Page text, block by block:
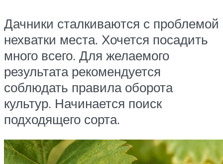
Дачники сталкиваются с проблемой
нехватки места. Хочется посадить
много всего. Для желаемого
результата рекомендуется
соблюдать правила оборота
культур. Начинается поиск
подходящего сорта.